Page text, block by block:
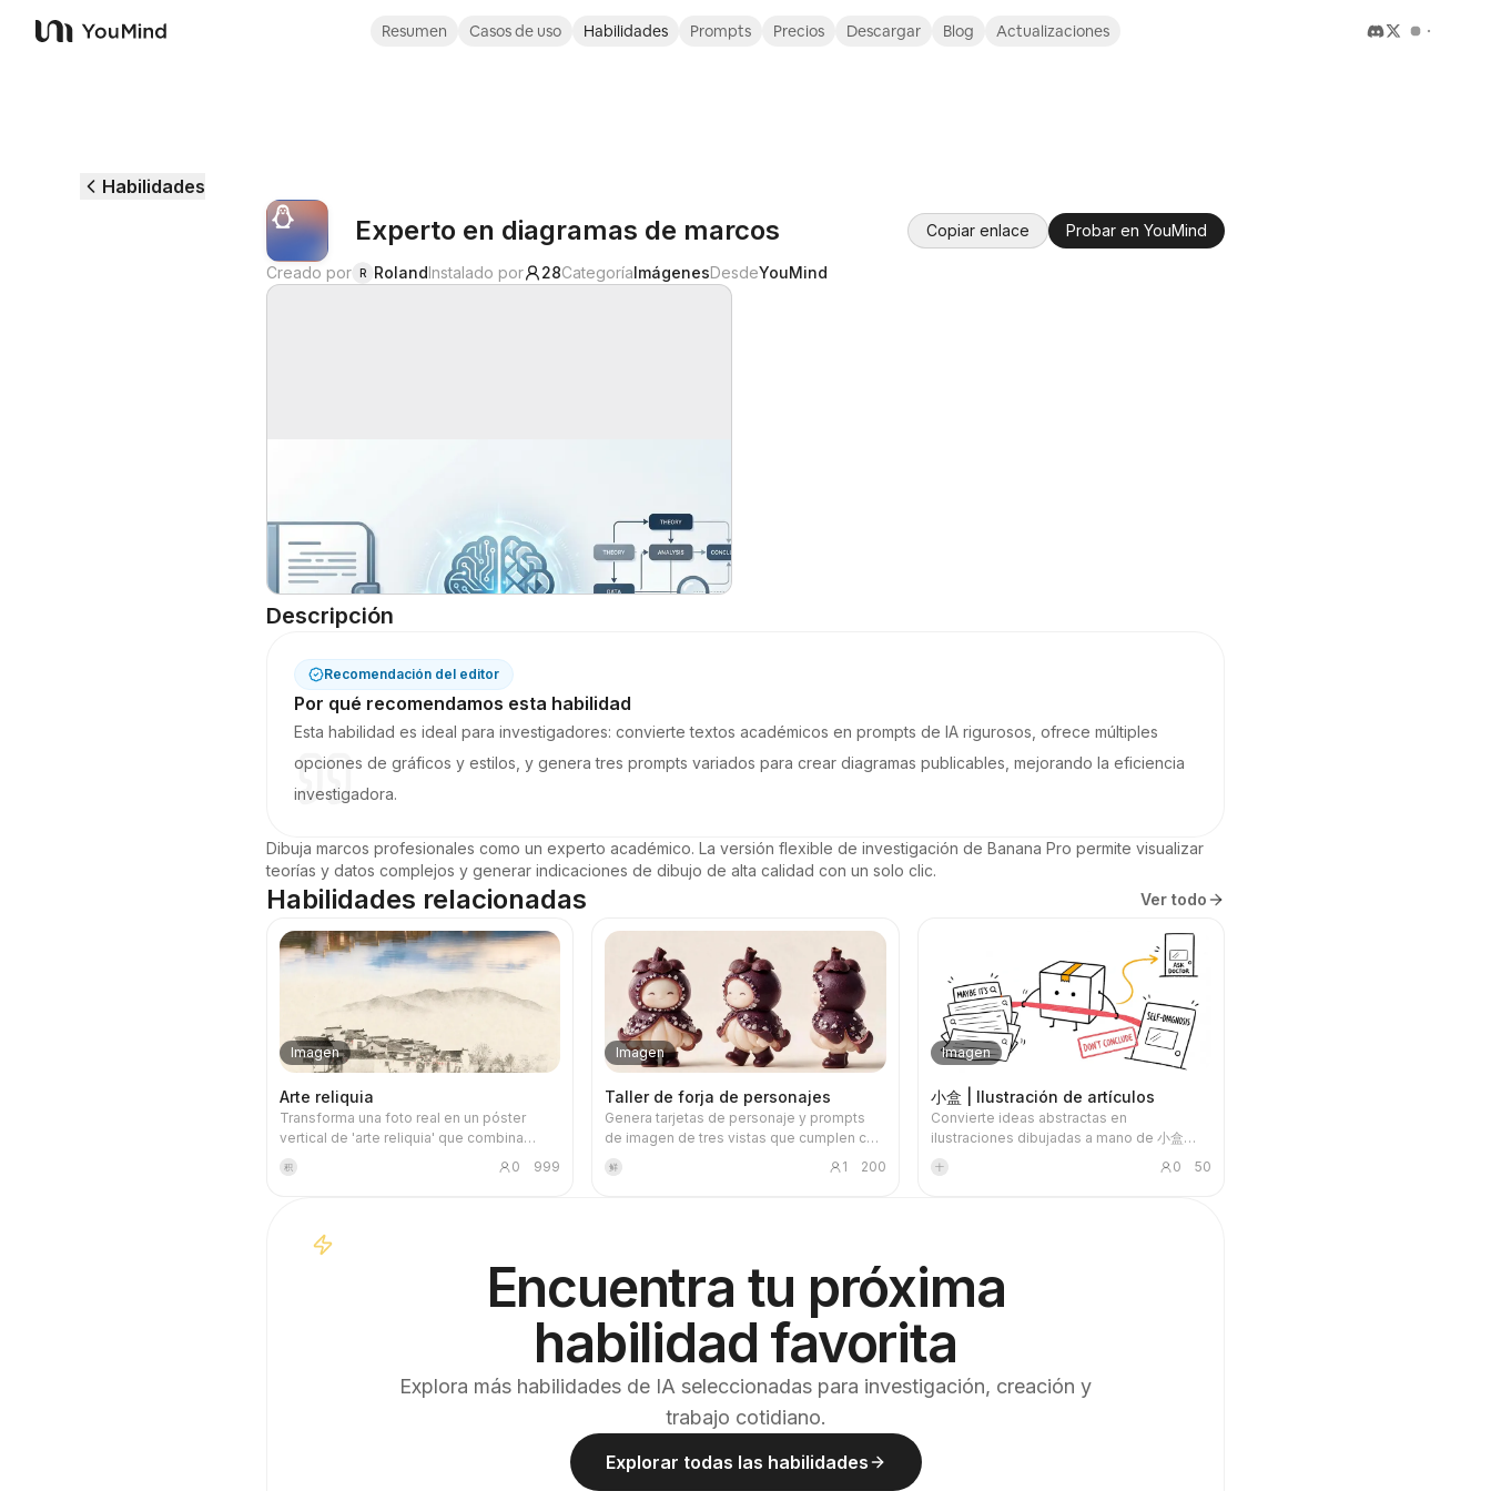
YouMind
Resumen Casos de uso Habilidades Prompts Precios Descargar Blog Actualizaciones
Habilidades
Experto en diagramas de marcos Copiar enlace Probar en YouMind
Creado por R RolandInstalado por 28CategoríaImágenesDesdeYouMind
Descripción
Recomendación del editor
Por qué recomendamos esta habilidad
Esta habilidad es ideal para investigadores: convierte textos académicos en prompts de IA rigurosos, ofrece múltiples
opciones de gráficos y estilos, y genera tres prompts variados para crear diagramas publicables, mejorando la eficiencia
investigadora.
Dibuja marcos profesionales como un experto académico. La versión flexible de investigación de Banana Pro permite visualizar
teorías y datos complejos y generar indicaciones de dibujo de alta calidad con un solo clic.
Habilidades relacionadas Ver todo
Imagen
Arte reliquia
Transforma una foto real en un póster
vertical de 'arte reliquia' que combina
carácter documental y artístico: arriba se
una forma memorable derivada de la foto.
No es una ilustración común ni un póster
decorativo, sino que mediante pocas
manchas de tinta, bordes suavizados,
manteniendo el sujeto reconocible incluso
en miniatura. El conjunto enfatiza una
积 0 999
Imagen
Taller de forja de personajes
Genera tarjetas de personaje y prompts
de imagen de tres vistas que cumplen con
todas las especificaciones visuales del
proyecto «El mundo microscópico de las
puedes evitar razonablemente el
desperdicio de créditos durante el
proceso de generación de imágenes.
鲜 1 200
Imagen
小盒 | Ilustración de artículos
Convierte ideas abstractas en
ilustraciones dibujadas a mano de 小盒
que explican el contenido. Ideal para
artículos, blogs, reflexiones de producto,
recopilar, filtrar, organizar, reparar o
entregar.
十 0 50
Encuentra tu próxima
habilidad favorita
Explora más habilidades de IA seleccionadas para investigación, creación y
trabajo cotidiano.
Explorar todas las habilidades